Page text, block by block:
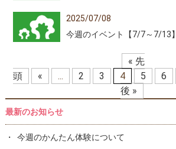
2025/07/08
今週のイベント【7/7～7/13】
« 先
頭
« ... 2 3 4 5 6
後 »
最新のお知らせ
今週のかんたん体験について